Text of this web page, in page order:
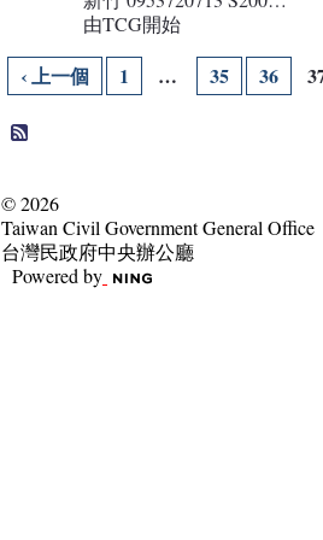
由TCG開始
‹ 上一個 1 … 35 36
© 2026
Taiwan Civil Government General Office
台灣民政府中央辦公廳
Powered by